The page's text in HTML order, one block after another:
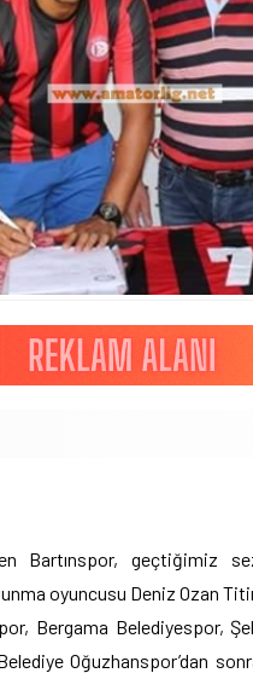
Bartınspor, geçtiğimiz
oyuncusu Deniz Ozan
Bergama Belediyespor,
Oğuzhanspor’dan